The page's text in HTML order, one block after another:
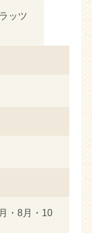
ッツ
・8月・10